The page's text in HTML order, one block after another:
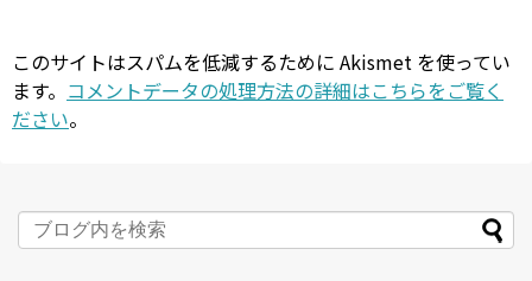
このサイトはスパムを低減するために Akismet を使ってい
ます。 コメントデータの処理方法の詳細はこちらをご覧く
ださい。